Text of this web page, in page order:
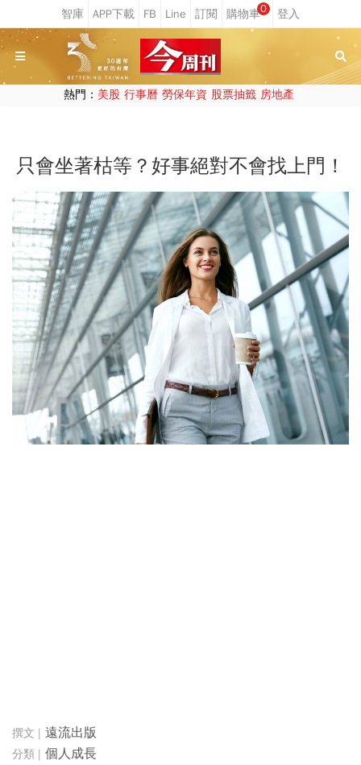
0
熱門： 美股 行事曆 勞保年資 股票抽籤 房地產
只會坐著枯等？好事絕對不會找上門！
遠流出版
個人成長